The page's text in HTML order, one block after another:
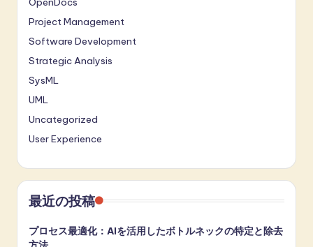
Project Management
Software Development
Strategic Analysis
SysML
UML
Uncategorized
User Experience
最近の投稿
プロセス最適化：AIを活用したボトルネックの特定と除去